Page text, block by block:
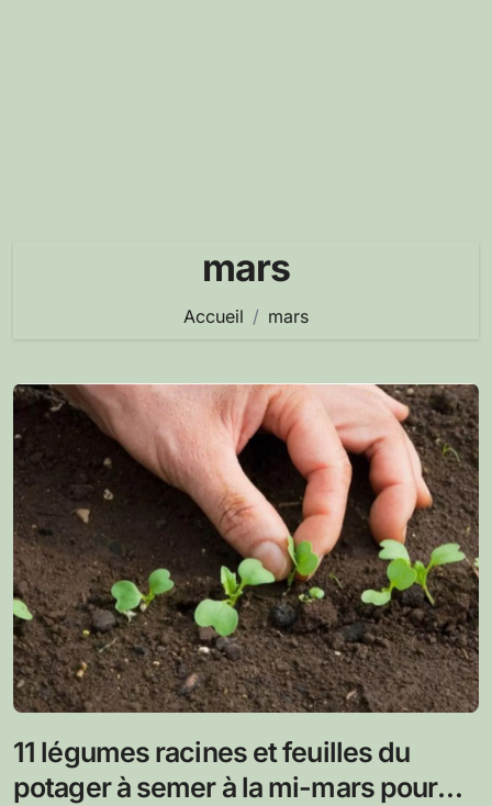
mars
Accueil mars
11 légumes racines et feuilles du
potager à semer à la mi-mars pour